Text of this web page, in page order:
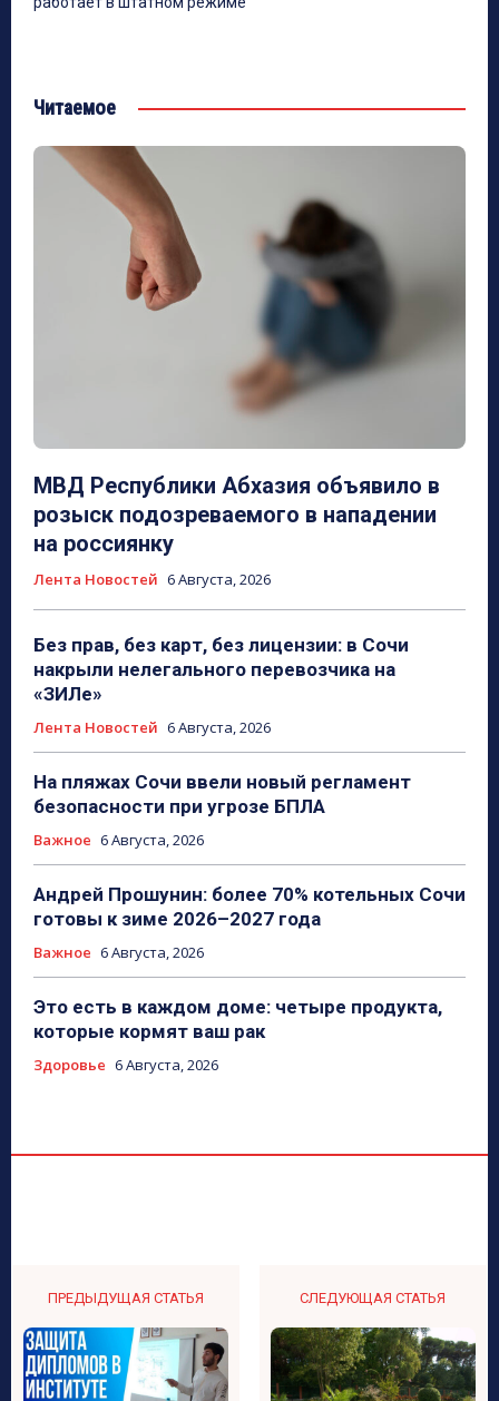
Читаемое
МВД Республики Абхазия объявило в
розыск подозреваемого в нападении
на россиянку
Лента Новостей 6 Августа, 2026
Без прав, без карт, без лицензии: в Сочи
накрыли нелегального перевозчика на
«ЗИЛе»
Лента Новостей 6 Августа, 2026
На пляжах Сочи ввели новый регламент
безопасности при угрозе БПЛА
Важное 6 Августа, 2026
Андрей Прошунин: более 70% котельных Сочи
готовы к зиме 2026–2027 года
Важное 6 Августа, 2026
Это есть в каждом доме: четыре продукта,
которые кормят ваш рак
Здоровье 6 Августа, 2026
ПРЕДЫДУЩАЯ СТАТЬЯ СЛЕДУЮЩАЯ СТАТЬЯ